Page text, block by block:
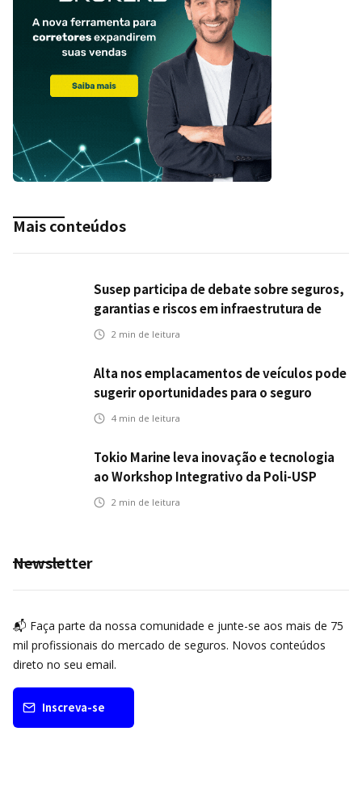
Mais conteúdos
Susep participa de debate sobre seguros,
garantias e riscos em infraestrutura de
transportes
2 min de leitura
Alta nos emplacamentos de veículos pode
sugerir oportunidades para o seguro
automotivo
4 min de leitura
Tokio Marine leva inovação e tecnologia
ao Workshop Integrativo da Poli-USP
2 min de leitura
Newsletter
📬 Faça parte da nossa comunidade e junte-se aos mais de 75
mil profissionais do mercado de seguros. Novos conteúdos
direto no seu email.
Inscreva-se